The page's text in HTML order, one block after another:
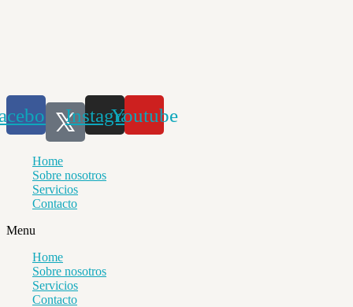
InstagramYoutube
Home
Sobre nosotros
Servicios
Contacto
Menu
Home
Sobre nosotros
Servicios
Contacto